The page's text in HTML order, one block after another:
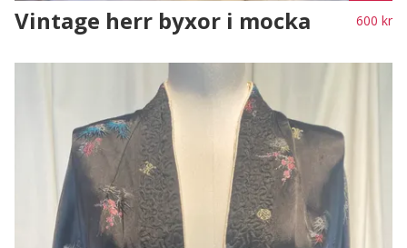
Vintage herr byxor i mocka 600 kr